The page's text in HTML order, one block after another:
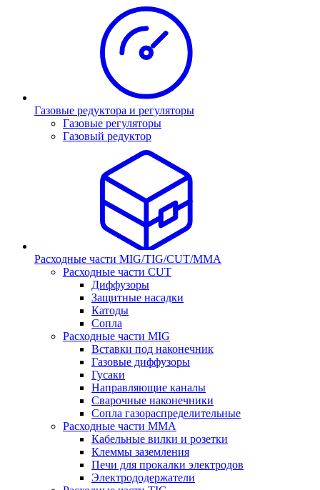
Газовые редуктора и регуляторы
Газовые регуляторы
Газовый редуктор
Расходные части MIG/TIG/CUT/MMA
Расходные части CUT
Диффузоры
Защитные насадки
Катоды
Сопла
Расходные части MIG
Вставки под наконечник
Газовые диффузоры
Гусаки
Направляющие каналы
Сварочные наконечники
Сопла газораспределительные
Расходные части MMA
Кабельные вилки и розетки
Клеммы заземления
Печи для прокалки электродов
Электрододержатели